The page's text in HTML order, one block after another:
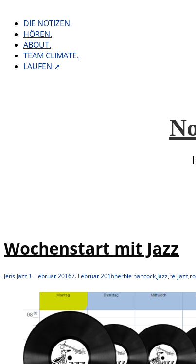
contentDIE NOTIZEN.
HÖREN.
ABOUT.
TEAM CLIMATE.
LAUFEN.➚
Wochenstart mit Jazz
JensJazz 1. Februar 20167. Februar 2016herbie hancock,jazz,re_jazz,